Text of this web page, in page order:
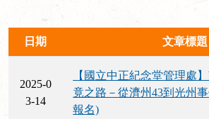
日期 文章標題
2025-0
3-14
【國立中正紀念堂管理處
竟之路－從濟州43到光州事
報名)